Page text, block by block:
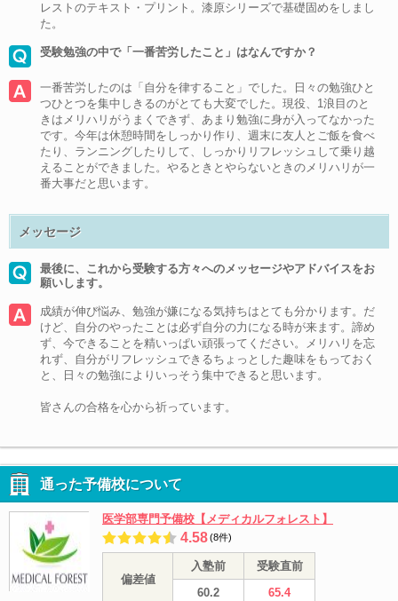
レストのテキスト・プリント。漆原シリーズで基礎固めをしまし
た。
受験勉強の中で「一番苦労したこと」はなんですか？
一番苦労したのは「自分を律すること」でした。日々の勉強ひと
つひとつを集中しきるのがとても大変でした。現役、1浪目のと
きはメリハリがうまくできず、あまり勉強に身が入ってなかった
です。今年は休憩時間をしっかり作り、週末に友人とご飯を食べ
たり、ランニングしたりして、しっかりリフレッシュして乗り越
えることができました。やるときとやらないときのメリハリが一
番大事だと思います。
メッセージ
最後に、これから受験する方々へのメッセージやアドバイスをお
願いします。
成績が伸び悩み、勉強が嫌になる気持ちはとても分かります。だ
けど、自分のやったことは必ず自分の力になる時が来ます。諦め
ず、今できることを精いっぱい頑張ってください。メリハリを忘
れず、自分がリフレッシュできるちょっとした趣味をもっておく
と、日々の勉強によりいっそう集中できると思います。
皆さんの合格を心から祈っています。
通った予備校について
医学部専門予備校【メディカルフォレスト】
4.58(8件)
偏差値
入塾前
受験直前
60.2
65.4